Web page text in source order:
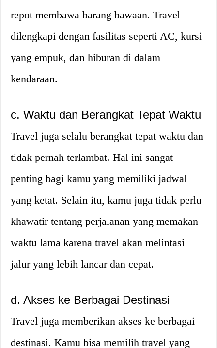
repot membawa barang bawaan. Travel
dilengkapi dengan fasilitas seperti AC, kursi
yang empuk, dan hiburan di dalam
kendaraan.
c. Waktu dan Berangkat Tepat Waktu
Travel juga selalu berangkat tepat waktu dan
tidak pernah terlambat. Hal ini sangat
penting bagi kamu yang memiliki jadwal
yang ketat. Selain itu, kamu juga tidak perlu
khawatir tentang perjalanan yang memakan
waktu lama karena travel akan melintasi
jalur yang lebih lancar dan cepat.
d. Akses ke Berbagai Destinasi
Travel juga memberikan akses ke berbagai
destinasi. Kamu bisa memilih travel yang